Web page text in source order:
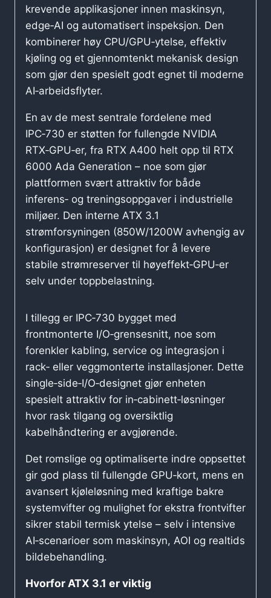
krevende applikasjoner innen maskinsyn,
edge‑AI og automatisert inspeksjon. Den
kombinerer høy CPU/GPU‑ytelse, effektiv
kjøling og et gjennomtenkt mekanisk design
som gjør den spesielt godt egnet til moderne
AI‑arbeidsflyter.
En av de mest sentrale fordelene med
IPC‑730 er støtten for fullengde NVIDIA
RTX‑GPU‑er, fra RTX A400 helt opp til RTX
6000 Ada Generation – noe som gjør
plattformen svært attraktiv for både
inferens‑ og treningsoppgaver i industrielle
miljøer. Den interne ATX 3.1
strømforsyningen (850W/1200W avhengig av
konfigurasjon) er designet for å levere
stabile strømreserver til høyeffekt‑GPU‑er
selv under toppbelastning.
I tillegg er IPC‑730 bygget med
frontmonterte I/O‑grensesnitt, noe som
forenkler kabling, service og integrasjon i
rack‑ eller veggmonterte installasjoner. Dette
single‑side‑I/O‑designet gjør enheten
spesielt attraktiv for in‑cabinett‑løsninger
hvor rask tilgang og oversiktlig
kabelhåndtering er avgjørende.
Det romslige og optimaliserte indre oppsettet
gir god plass til fullengde GPU‑kort, mens en
avansert kjøleløsning med kraftige bakre
systemvifter og mulighet for ekstra frontvifter
sikrer stabil termisk ytelse – selv i intensive
AI‑scenarioer som maskinsyn, AOI og realtids
bildebehandling.
Hvorfor ATX 3.1 er viktig